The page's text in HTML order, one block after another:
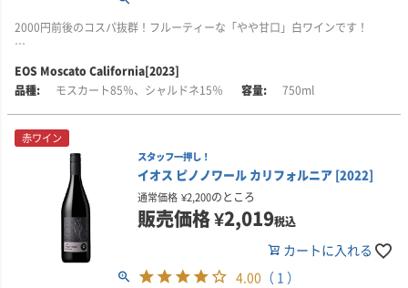
現在では、かつてのパソ・ロブレス単一畑に限定された生産から一歩進み、
冷涼な沿岸部を含む高品質な自社畑のブドウを使用。これにより、ワインの
ます。持続可能な農法(CCSW認証)のもと管理された畑から、品種の個性を活
かした単一品種ワインを中心に、モダンで誠実なスタイルをリーズナブルな
えたワインに仕上がり、優れた熟成ポテンシャルを秘めています。
イオスでは、「偉大なワインは偉大な果実なしには造れない」と考えていま
す。カリフォルニア州のレイク郡、ソノマ郡、セントラル・コースト地域な
ど、有数のブドウ産地にある良質な畑からブドウを調達しています。これら
の地域は地理的に多様で、それぞれ独特の微気候を有しており、ユニークな
アロマ、フレーバー、テクスチャーを持つワインを生み出しています。
■イオスについて
イオスは、1980年代にイタリアから移住した、アルシエロ兄弟によってパ
ソ・ロブレスに創設され、大きな成功を収めたワイナリーです。2010年には
ビル・フォーリー率いるフォーリー・ファミリー・ワインズの一員となり、
新たな時代を迎えました。
2000円前後のコスパ抜群！フルーティーな「やや甘口」白ワインです！
このワインは、キャンディのようなオレンジピールと、爽やかなピーチソル
ベを思わせる華やかな香りが広がります。口に含むと、明るい柑橘類の風味
甘く、豊かな質感を持つ、このクラシックなモスカートは、季節を問わず楽
しめる1本。シンプルな野菜スティックやバーベキュー料理との相性も抜群で
す。アルコール度数12.3％。
■ヴィンテージについて
2023年のカリフォルニアの生育シーズンは、再び非常に雨の多い冬から始ま
りました。十分な降雨と遅霜の少なさにより、この優れたヴィンテージは好
スタートを切ることができましたが、春の遅い時期の雨と、涼しい夏の影響
で、ブドウの成熟は遅れました。
EOS Moscato California[2023]
モスカート85％、シャルドネ15％
750ml
赤ワイン
スタッフ一押し！
イオス ピノノワール カリフォルニア [2022]
通常価格 ¥2,200のところ
販売価格¥2,019税込
カートに入れる
4.00 （ 1 ）